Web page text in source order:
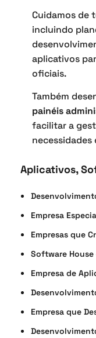
Cuidamos de
incluindo
aplicativos
oficiais.
Também
painéis
facilitar a
Aplicativos,
Empresa
Empresas que
Software
Empresa de
Empresa que